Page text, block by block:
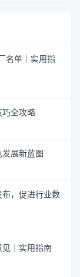
名单｜实用指
巧全攻略
展新蓝图
，促进行业数
｜实用指南